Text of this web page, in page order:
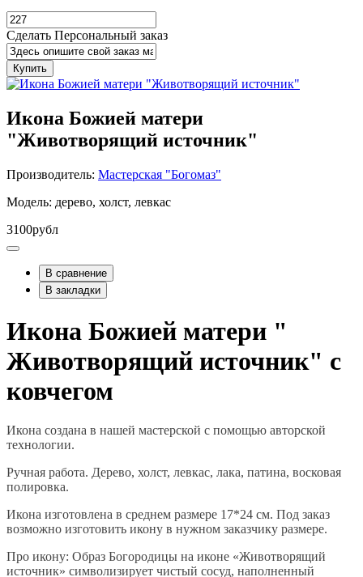
Сделать Персональный заказ
Купить
Икона Божией матери
"Животворящий источник"
Производитель: Мастерская "Богомаз"
Модель: дерево, холст, левкас
3100рубл
В сравнение
В закладки
Икона Божией матери "
Животворящий источник" с
ковчегом
Икона создана в нашей мастерской с помощью авторской
технологии.
Ручная работа. Дерево, холст, левкас, лака, патина, восковая
полировка.
Икона изготовлена в среднем размере 17*24 см. Под заказ
возможно изготовить икону в нужном заказчику размере.
Про икону: Образ Богородицы на иконе «Животворящий
источник» символизирует чистый сосуд, наполненный